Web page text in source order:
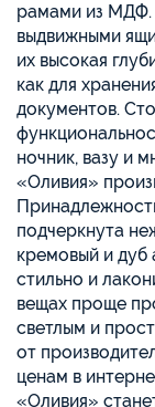
рамами из МДФ.
выдвижными
их высокая
как для
документов.
ночник, вазу и
«Оливия»
подчеркнута
кремовый и дуб
стильно и
вещах проще
светлым и
от
ценам в
«Оливия»